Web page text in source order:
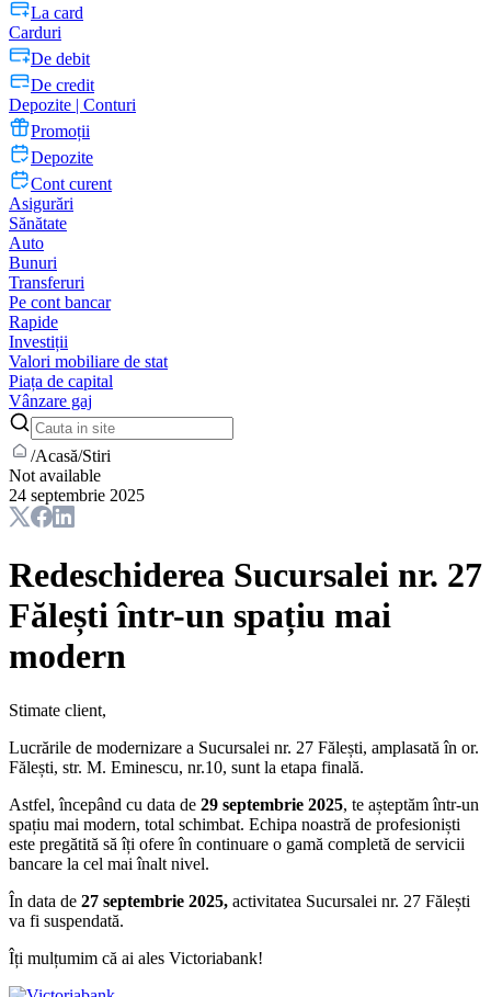
La card
Carduri
De debit
De credit
Depozite | Conturi
Promoții
Depozite
Cont curent
Asigurări
Sănătate
Auto
Bunuri
Transferuri
Pe cont bancar
Rapide
Investiții
Valori mobiliare de stat
Piața de capital
Vânzare gaj
/Acasă/Stiri
Not available
24 septembrie 2025
Redeschiderea Sucursalei nr. 27
Fălești într-un spațiu mai
modern
Stimate client,
Lucrările de modernizare a Sucursalei nr. 27 Fălești, amplasată în or.
Fălești, str. M. Eminescu, nr.10, sunt la etapa finală.
Astfel, începând cu data de 29 septembrie 2025, te așteptăm într-un
spațiu mai modern, total schimbat. Echipa noastră de profesioniști
este pregătită să îți ofere în continuare o gamă completă de servicii
bancare la cel mai înalt nivel.
În data de 27 septembrie 2025, activitatea Sucursalei nr. 27 Fălești
va fi suspendată.
Îți mulțumim că ai ales Victoriabank!